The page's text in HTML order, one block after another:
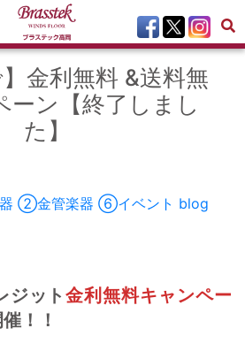
】金利無料 &送料無
ーン【終了しまし
た】
②金管楽器 ⑥イベント blog
ジット金利無料キャンペー
！！